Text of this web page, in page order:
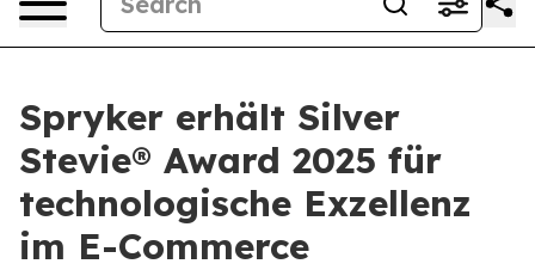
Spryker erhält Silver
Stevie® Award 2025 für
technologische Exzellenz
im E-Commerce